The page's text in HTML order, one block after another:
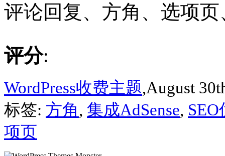
评论回复、方角、选项页
评分:
WordPress收费主题,August
标签: 方角, 集成AdSense,
项页